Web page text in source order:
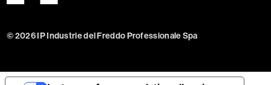
© 2026 IP Industrie del Freddo Professionale Spa